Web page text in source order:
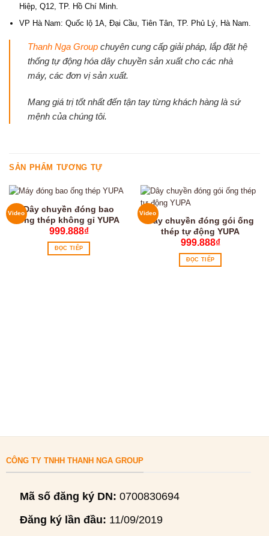
Hiệp, Q12, TP. Hồ Chí Minh.
VP Hà Nam: Quốc lộ 1A, Đại Cầu, Tiên Tân, TP. Phủ Lý, Hà Nam.
Thanh Nga Group chuyên cung cấp giải pháp, lắp đặt hệ
thống tự động hóa dây chuyền sản xuất cho các nhà
máy, các đơn vị sản xuất.
Mang giá trị tốt nhất đến tận tay từng khách hàng là sứ
mệnh của chúng tôi.
SẢN PHẨM TƯƠNG TỰ
VideoDây chuyền đóng bao
ống thép không gỉ YUPA
999.888₫
ĐỌC TIẾP
Video
Dây chuyền đóng gói ống
thép tự động YUPA
999.888₫
ĐỌC TIẾP
CÔNG TY TNHH THANH NGA GROUP
Mã số đăng ký DN: 0700830694
Đăng ký lần đầu: 11/09/2019